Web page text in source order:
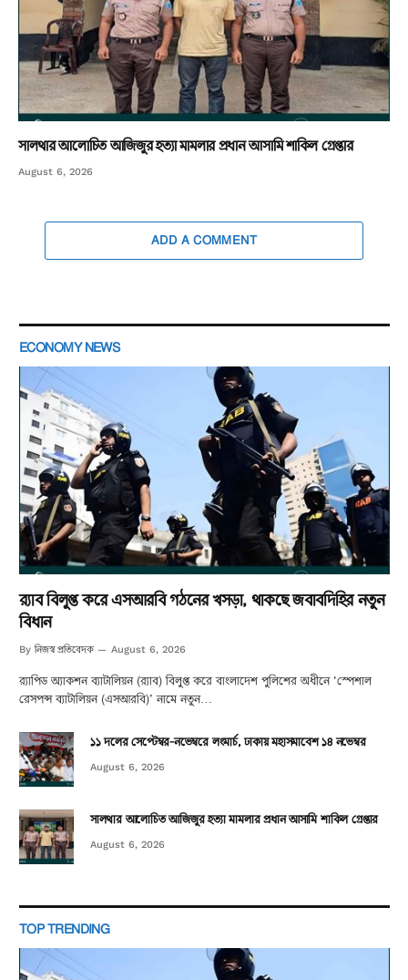
সালথার আলোচিত আজিজুর হত্যা মামলার প্রধান আসামি শাকিল গ্রেপ্তার
August 6, 2026
ADD A COMMENT
ECONOMY NEWS
র‌্যাব বিলুপ্ত করে এসআরবি গঠনের খসড়া, থাকছে জবাবদিহির নতুন
বিধান
By নিজস্ব প্রতিবেদক August 6, 2026
র‌্যাপিড অ্যাকশন ব্যাটালিয়ন (র‌্যাব) বিলুপ্ত করে বাংলাদেশ পুলিশের অধীনে ‘স্পেশাল
রেসপন্স ব্যাটালিয়ন (এসআরবি)’ নামে নতুন…
১১ দলের সেপ্টেম্বর-নভেম্বরে লংমার্চ, ঢাকায় মহাসমাবেশ ১৪ নভেম্বর
August 6, 2026
সালথার আলোচিত আজিজুর হত্যা মামলার প্রধান আসামি শাকিল গ্রেপ্তার
August 6, 2026
TOP TRENDING